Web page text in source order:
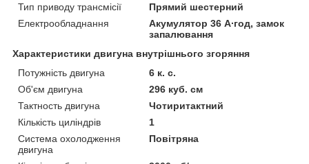
Тип приводу трансмісії
Прямий шестерний
Електрообладнання
Акумулятор 36 А∙год, замок
запалювання
Характеристики двигуна внутрішнього згоряння
Потужність двигуна
6 к. с.
Об'єм двигуна
296 куб. см
Тактность двигуна
Чотиритактний
Кількість циліндрів
1
Система охолодження
двигуна
Повітряна